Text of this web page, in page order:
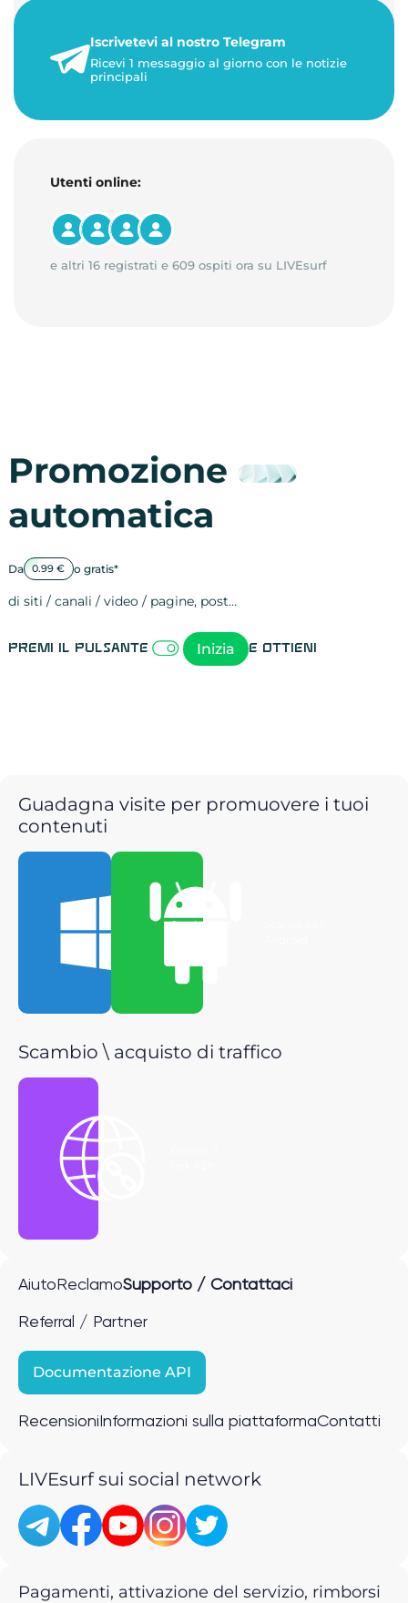
1 minuto di letturaIscrivetevi al nostro Telegram
Ricevi 1 messaggio al giorno con le notizie
principali
Utenti online:
e altri 16 registrati e 609 ospiti ora su LIVEsurf
Promozione
automatica
Da 0.99 € o gratis*
di siti / canali / video / pagine, post…
Premi il pulsante Inizia e ottieni
Guadagna visite per promuovere i tuoi
contenuti
Scarica per
Scambio \ acquisto di traffico
Aiuto ReclamoSupporto / Contattaci
Referral / Partner
Documentazione API
Recensioni Informazioni sulla piattaformaContatti
LIVEsurf sui social network
Pagamenti, attivazione del servizio, rimborsi